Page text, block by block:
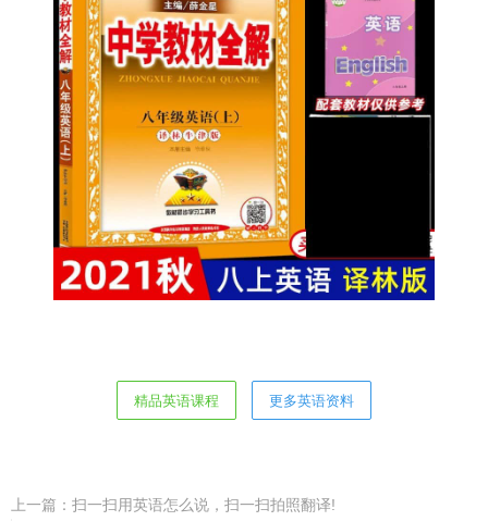
精品英语课程 更多英语资料
上一篇： 扫一扫用英语怎么说，扫一扫拍照翻译!